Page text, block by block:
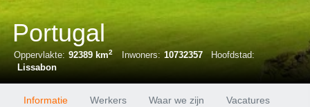
Portugal
Oppervlakte: 92389 km2 Inwoners: 10732357
Hoofdstad:
Lissabon
Informatie Werkers Waar we zijn Vacatures